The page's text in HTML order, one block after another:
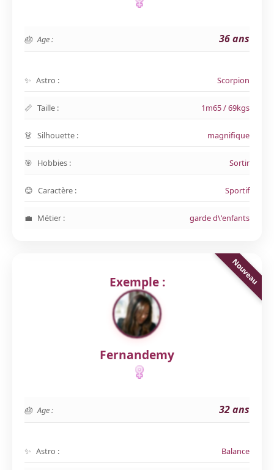
Age : 36 ans
Astro : Scorpion
Taille : 1m65 / 69kgs
Silhouette : magnifique
Hobbies : Sortir
Caractère : Sportif
Métier : garde d\'enfants
Exemple :
Fernandemy
Age : 32 ans
Astro : Balance